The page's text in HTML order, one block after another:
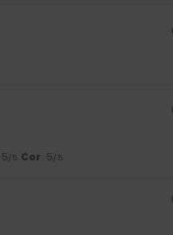
/5 Cor: 5/5